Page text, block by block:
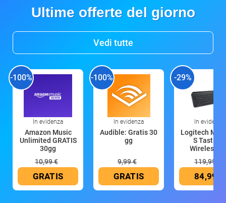
Ultime offerte del giorno
Vedi tutte
-100%
In evidenza
Amazon Music
Unlimited GRATIS
30gg
10,99 €
GRATIS
-100%
In evidenza
Audible: Gratis 30
gg
9,99 €
GRATIS
-29%
In evidenza
Logitech MX
S Tastiera
Wireless
119,99 €
84,99 €